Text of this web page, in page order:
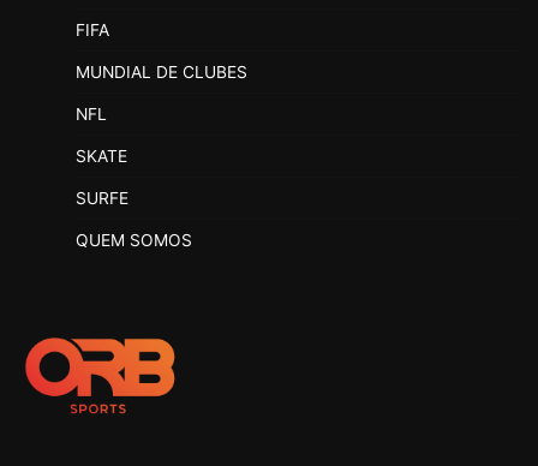
FIFA
MUNDIAL DE CLUBES
NFL
SKATE
SURFE
QUEM SOMOS